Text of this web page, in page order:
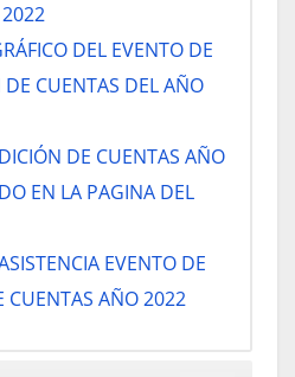
2022
DEL EVENTO DE
CUENTAS DEL AÑO
DE CUENTAS AÑO
EN LA PAGINA DEL
EVENTO DE
CUENTAS AÑO 2022